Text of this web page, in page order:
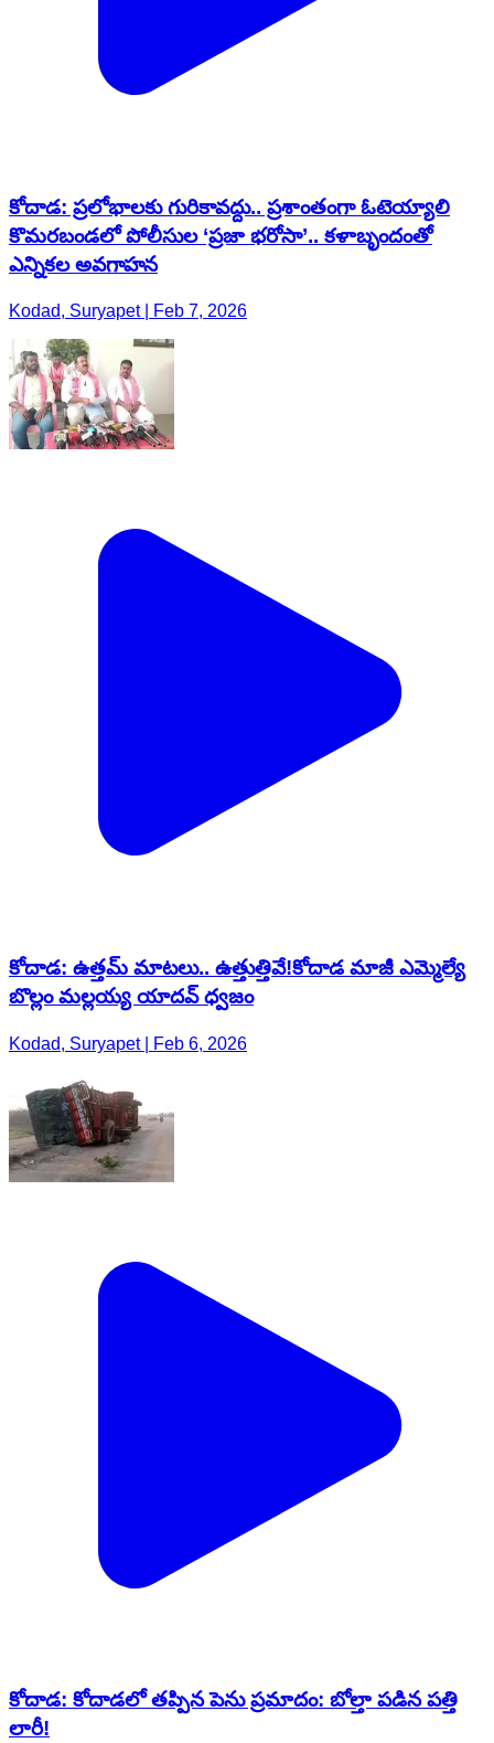
కోదాడ: ప్రలోభాలకు గురికావద్దు.. ప్రశాంతంగా ఓటెయ్యాలి
కొమరబండలో పోలీసుల ‘ప్రజా భరోసా’.. కళాబృందంతో
ఎన్నికల అవగాహన
Kodad, Suryapet | Feb 7, 2026
కోదాడ: ఉత్తమ్ మాటలు.. ఉత్తుత్తివే!కోదాడ మాజీ ఎమ్మెల్యే
బొల్లం మల్లయ్య యాదవ్ ధ్వజం
Kodad, Suryapet | Feb 6, 2026
కోదాడ: కోదాడలో తప్పిన పెను ప్రమాదం: బోల్తా పడిన పత్తి
లారీ!